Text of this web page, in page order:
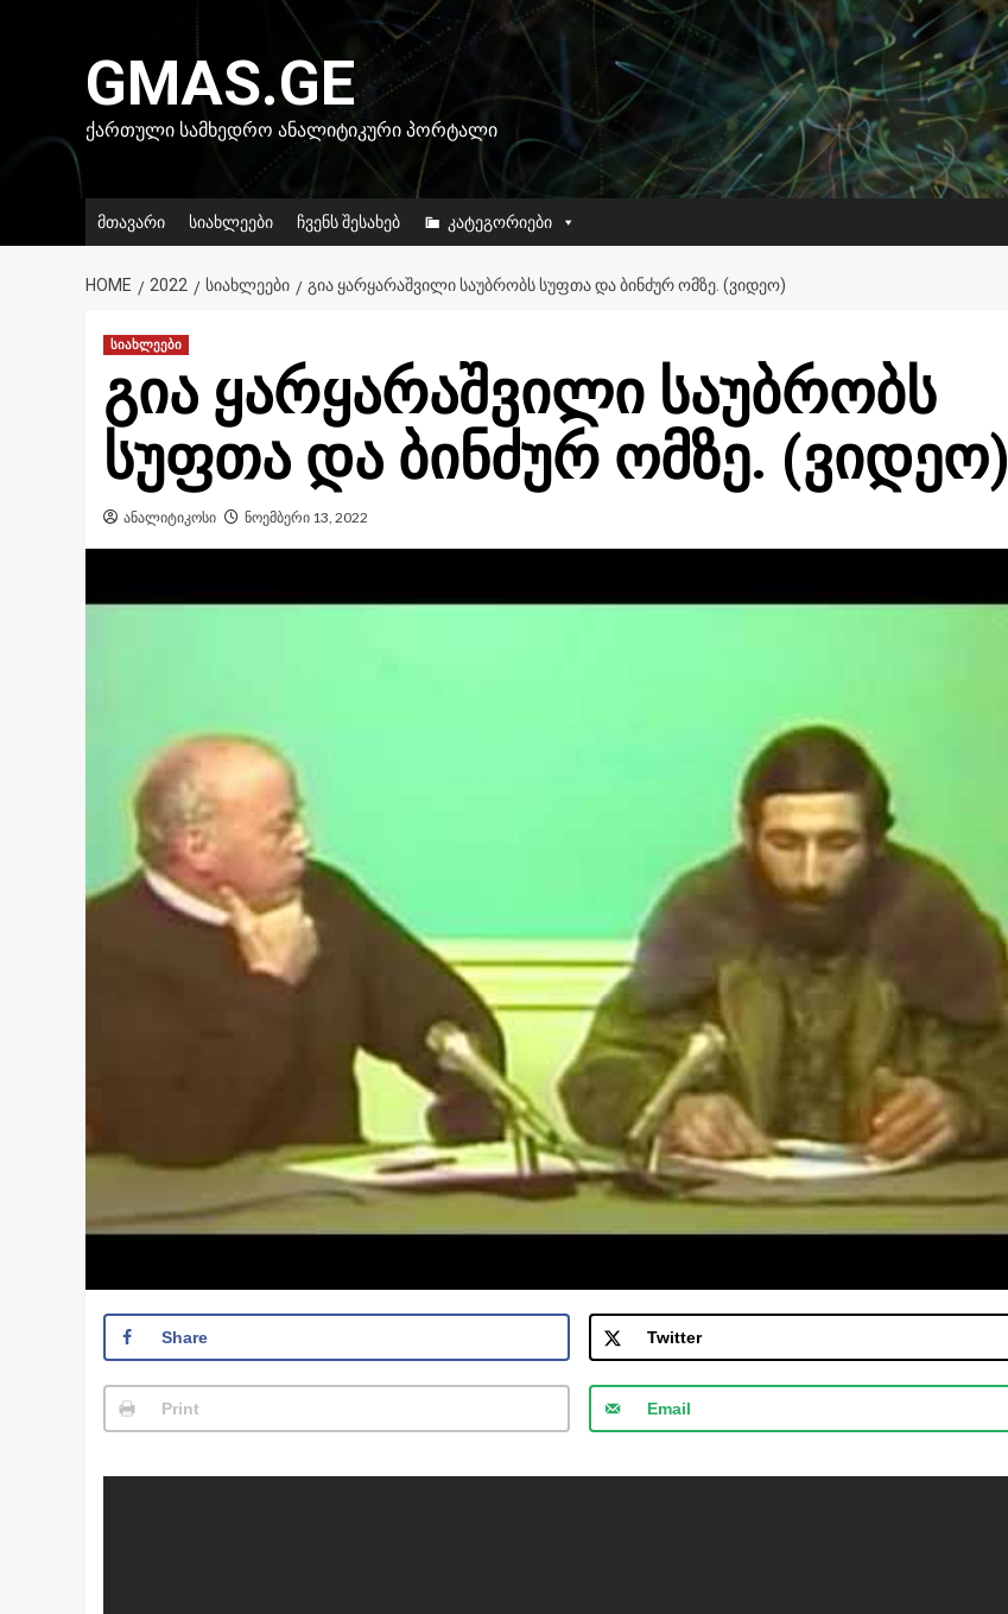
GMAS.GE
ᲥᲐᲠᲗᲣᲚᲘ ᲡᲐᲛᲮᲔᲓᲠᲝ ᲐᲜᲐᲚᲘᲢᲘᲙᲣᲠᲘ ᲞᲝᲠᲢᲐᲚᲘ
მთავარი სიახლეები ჩვენს შესახებ კატეგორიები
HOME 2022 ᲡᲘᲐᲮᲚᲔᲔᲑᲘ ᲒᲘᲐ ᲧᲐᲠᲧᲐᲠᲐᲨᲕᲘᲚᲘ ᲡᲐᲣᲑᲠᲝᲑᲡ ᲡᲣᲤᲗᲐ ᲓᲐ ᲑᲘᲜᲫᲣᲠ ᲝᲛᲖᲔ. (ᲕᲘᲓᲔᲝ)
სიახლეები
გია ყარყარაშვილი საუბრობს
სუფთა და ბინძურ ომზე. (ვიდეო)
ანალიტიკოსი ნოემბერი 13, 2022
Share Twitter
Print Email